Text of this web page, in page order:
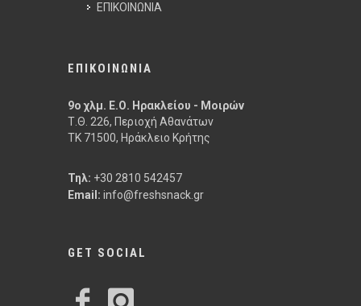
ΕΠΙΚΟΙΝΩΝΙΑ
ΕΠΙΚΟΙΝΩΝΙΑ
9ο χλμ. Ε.Ο. Ηρακλείου - Μοιρών
Τ.Θ. 226, Περιοχή Αθανάτων
ΤΚ 71500, Ηράκλειο Κρήτης
Τηλ: +30 2810 542457
Email: info@freshsnack.gr
GET SOCIAL